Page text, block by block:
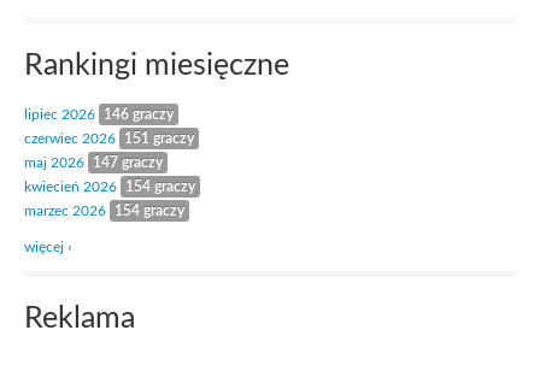
Rankingi miesięczne
lipiec 2026
146 graczy
czerwiec 2026
151 graczy
maj 2026
147 graczy
kwiecień 2026
154 graczy
marzec 2026
154 graczy
więcej ›
Reklama